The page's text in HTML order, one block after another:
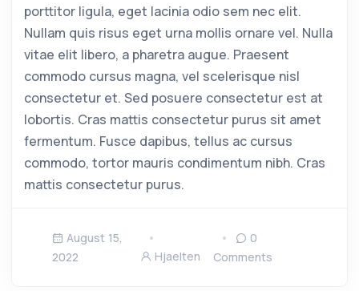
porttitor ligula, eget lacinia odio sem nec elit.
Nullam quis risus eget urna mollis ornare vel. Nulla
vitae elit libero, a pharetra augue. Praesent
commodo cursus magna, vel scelerisque nisl
consectetur et. Sed posuere consectetur est at
lobortis. Cras mattis consectetur purus sit amet
fermentum. Fusce dapibus, tellus ac cursus
commodo, tortor mauris condimentum nibh. Cras
mattis consectetur purus.
August 15,
2022
Hjaelten
0
Comments